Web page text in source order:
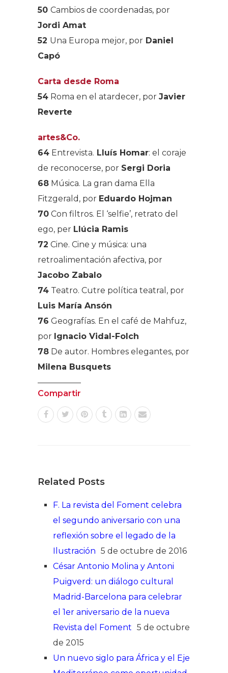
50 Cambios de coordenadas, por
Jordi Amat
52 Una Europa mejor, por Daniel
Capó
Carta desde Roma
54 Roma en el atardecer, por Javier
Reverte
artes&Co.
64 Entrevista. Lluís Homar: el coraje
de reconocerse, por Sergi Doria
68 Música. La gran dama Ella
Fitzgerald, por Eduardo Hojman
70 Con filtros. El ‘selfie’, retrato del
ego, per Llúcia Ramis
72 Cine. Cine y música: una
retroalimentación afectiva, por
Jacobo Zabalo
74 Teatro. Cutre política teatral, por
Luis María Ansón
76 Geografías. En el café de Mahfuz,
por Ignacio Vidal-Folch
78 De autor. Hombres elegantes, por
Milena Busquets
Compartir
Related Posts
F. La revista del Foment celebra
el segundo aniversario con una
reflexión sobre el legado de la
Ilustración 5 de octubre de 2016
César Antonio Molina y Antoni
Puigverd: un diálogo cultural
Madrid-Barcelona para celebrar
el 1er aniversario de la nueva
Revista del Foment 5 de octubre
de 2015
Un nuevo siglo para África y el Eje